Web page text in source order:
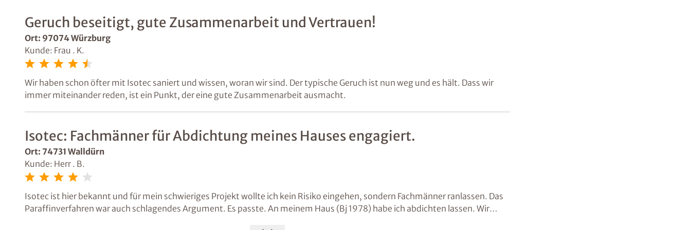
Geruch beseitigt, gute Zusammenarbeit und Vertrauen!
Ort: 97074 Würzburg
Kunde: Frau . K.
Wir haben schon öfter mit Isotec saniert und wissen, woran wir sind. Der typische Geruch ist nun weg und es hält. Dass wir
immer miteinander reden, ist ein Punkt, der eine gute Zusammenarbeit ausmacht.
Isotec: Fachmänner für Abdichtung meines Hauses engagiert.
Ort: 74731 Walldürn
Kunde: Herr . B.
Isotec ist hier bekannt und für mein schwieriges Projekt wollte ich kein Risiko eingehen, sondern Fachmänner ranlassen. Das
Paraffinverfahren war auch schlagendes Argument. Es passte. An meinem Haus (Bj 1978) habe ich abdichten lassen. Wir